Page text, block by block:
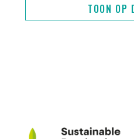
TOON OP